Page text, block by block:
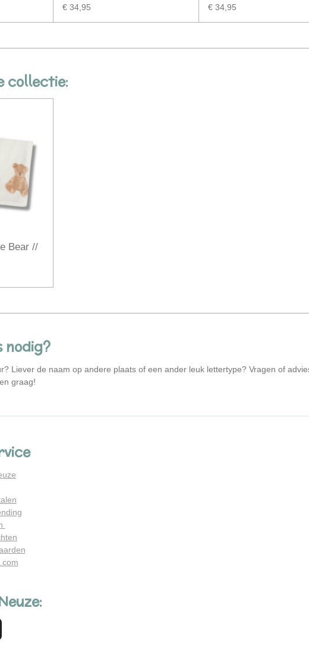
€ 34,95 € 34,95
collectie:
Bear //
nodig?
Liever de naam op andere plaats of een ander leuk lettertype? Vragen of
graag!